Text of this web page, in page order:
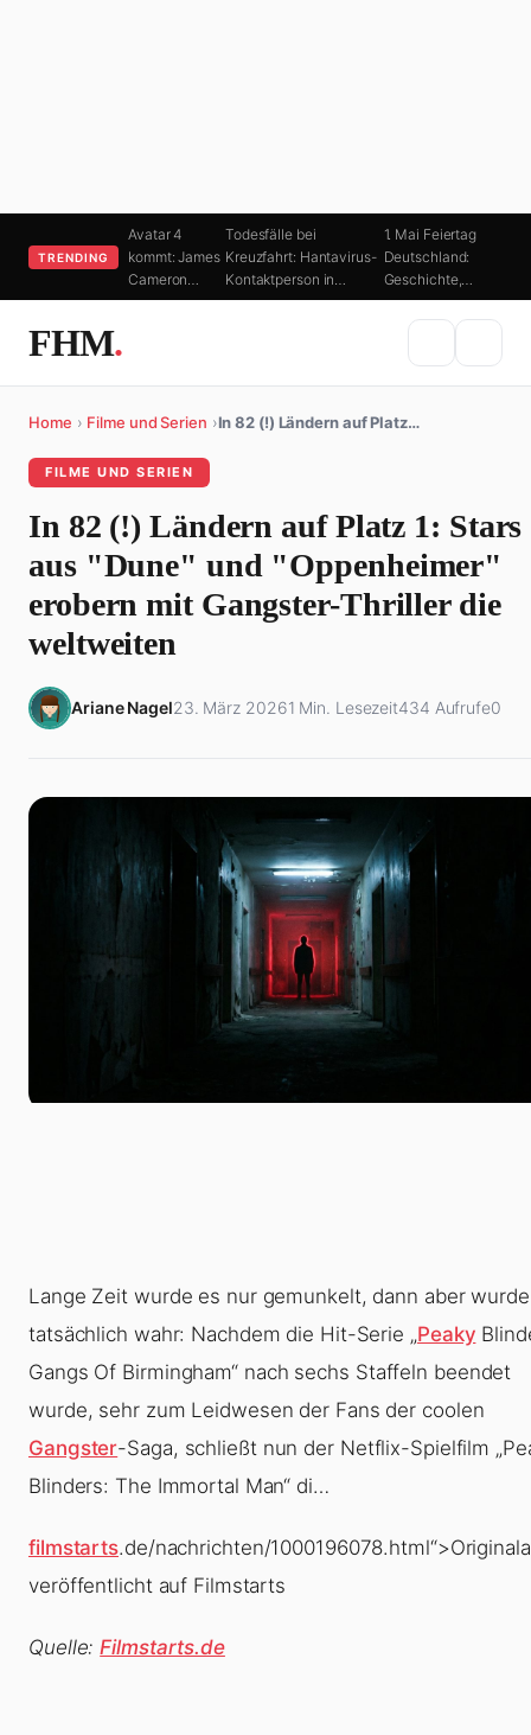
TRENDING
Avatar 4
kommt: James
Cameron…
Todesfälle bei
Kreuzfahrt: Hantavirus-
Kontaktperson in…
1. Mai Feiertag
Deutschland:
Geschichte,…
FHM.
Home › Filme und Serien ›In 82 (!) Ländern auf Platz…
FILME UND SERIEN
In 82 (!) Ländern auf Platz 1: Stars
aus "Dune" und "Oppenheimer"
erobern mit Gangster-Thriller die
weltweiten
Ariane Nagel23. März 20261 Min. Lesezeit434 Aufrufe0
Lange Zeit wurde es nur gemunkelt, dann aber
tatsächlich wahr: Nachdem die Hit-Serie „Peaky
Gangs Of Birmingham“ nach sechs Staffeln beendet
wurde, sehr zum Leidwesen der Fans der coolen
Gangster-Saga, schließt nun der Netflix-Spielfilm „
Blinders: The Immortal Man“ di…
filmstarts.de/nachrichten/
veröffentlicht auf Filmstarts
Quelle:Filmstarts.de